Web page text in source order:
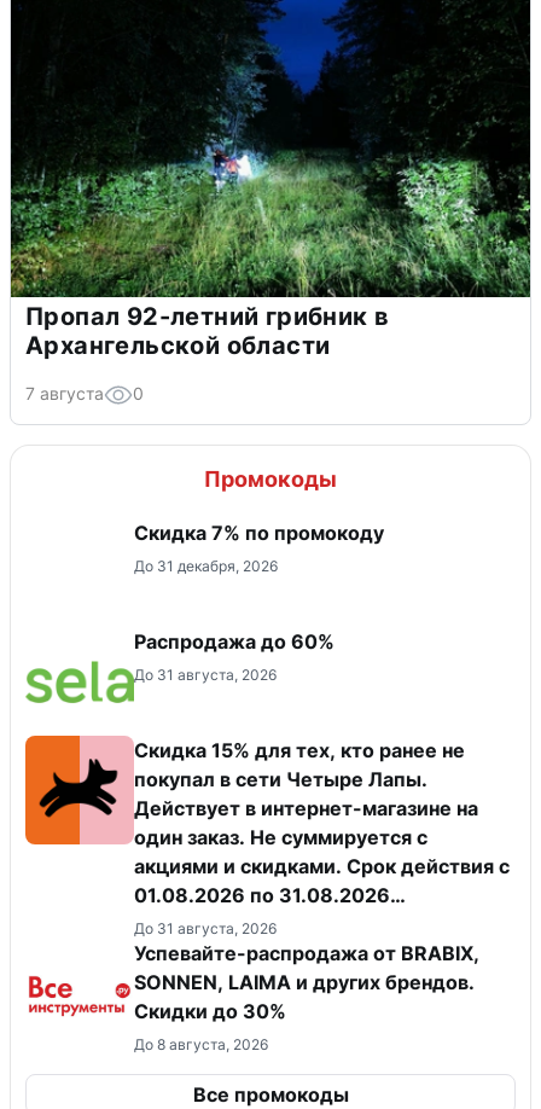
Пропал 92-летний грибник в
Архангельской области
7 августа 0
Промокоды
Скидка 7% по промокоду
До 31 декабря, 2026
Распродажа до 60%
До 31 августа, 2026
Скидка 15% для тех, кто ранее не
покупал в сети Четыре Лапы.
Действует в интернет-магазине на
один заказ. Не суммируется с
акциями и скидками. Срок действия с
01.08.2026 по 31.08.2026
(включительно).
До 31 августа, 2026
Успевайте-распродажа от BRABIX,
SONNEN, LAIMA и других брендов.
Скидки до 30%
До 8 августа, 2026
Все промокоды